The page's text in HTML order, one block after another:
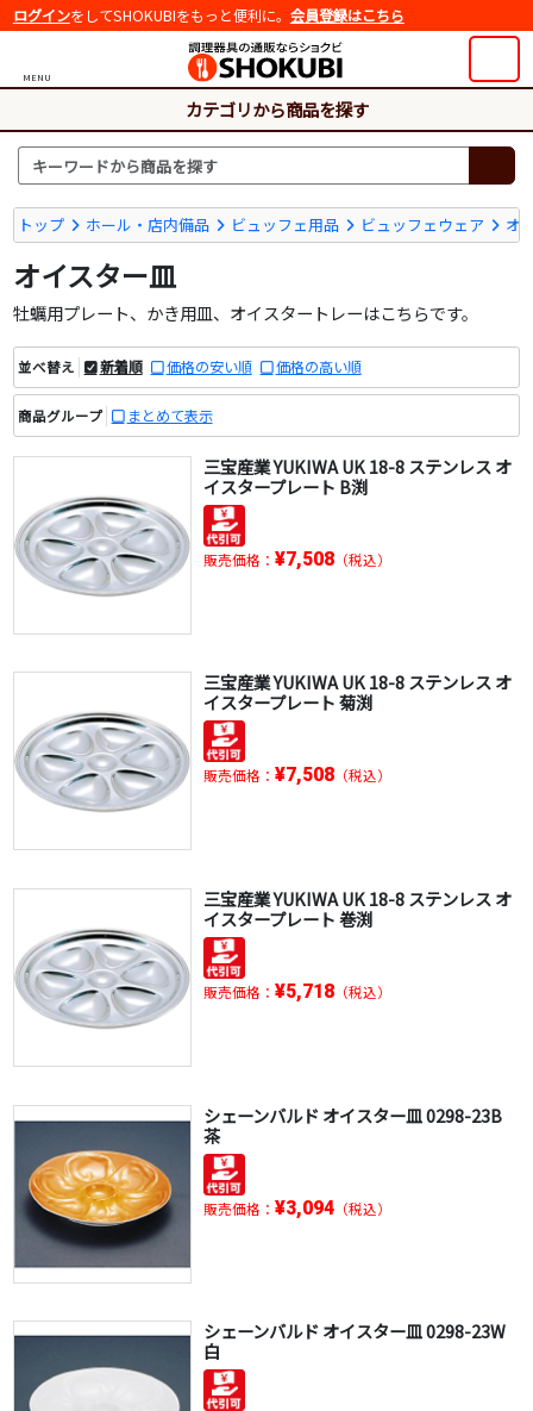
ログインをしてSHOKUBIをもっと便利に。 会員登録はこちら
MENU
カテゴリから商品を探す
トップ ホール・店内備品 ビュッフェ用品 ビュッフェウェア オ
オイスター皿
牡蠣用プレート、かき用皿、オイスタートレーはこちらです。
並べ替え 新着順 価格の安い順 価格の高い順
商品グループ まとめて表示
三宝産業 YUKIWA UK 18-8 ステンレス オ
イスタープレート B渕
販売価格： ¥7,508（税込）
三宝産業 YUKIWA UK 18-8 ステンレス オ
イスタープレート 菊渕
販売価格： ¥7,508（税込）
三宝産業 YUKIWA UK 18-8 ステンレス オ
イスタープレート 巻渕
販売価格： ¥5,718（税込）
シェーンバルド オイスター皿 0298-23B
茶
販売価格： ¥3,094（税込）
シェーンバルド オイスター皿 0298-23W
白